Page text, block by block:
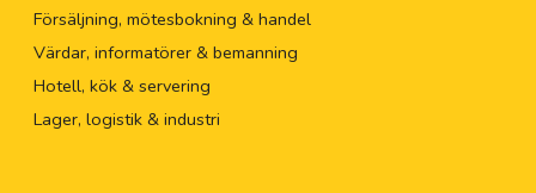
Försäljning, mötesbokning & handel
Värdar, informatörer & bemanning
Hotell, kök & servering
Lager, logistik & industri